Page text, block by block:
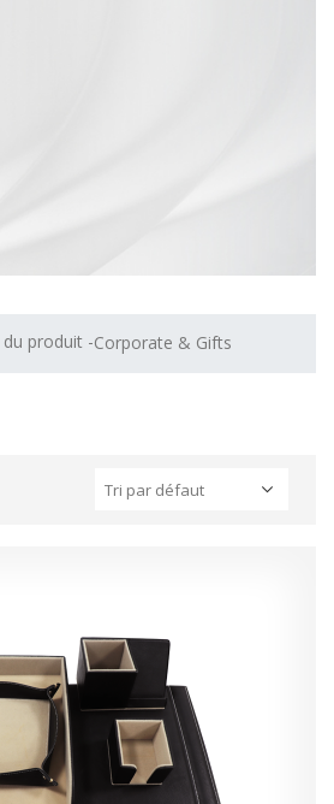
du produit -Corporate & Gifts